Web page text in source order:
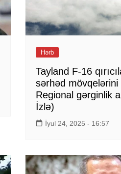
Hərb
Tayland F-16
sərhəd
Regional gərginlik
İzlə)
İyul 24, 2025 - 16:57